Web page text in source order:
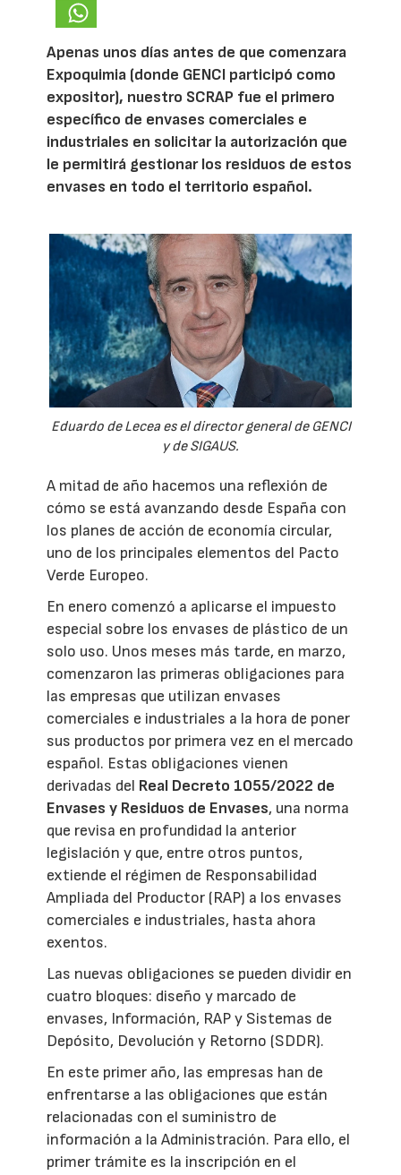
Apenas unos días antes de que comenzara
Expoquimia (donde GENCI participó como
expositor), nuestro SCRAP fue el primero
específico de envases comerciales e
industriales en solicitar la autorización que
le permitirá gestionar los residuos de estos
envases en todo el territorio español.
Eduardo de Lecea es el director general de GENCI
y de SIGAUS.
A mitad de año hacemos una reflexión de
cómo se está avanzando desde España con
los planes de acción de economía circular,
uno de los principales elementos del Pacto
Verde Europeo.
En enero comenzó a aplicarse el impuesto
especial sobre los envases de plástico de un
solo uso. Unos meses más tarde, en marzo,
comenzaron las primeras obligaciones para
las empresas que utilizan envases
comerciales e industriales a la hora de poner
sus productos por primera vez en el mercado
español. Estas obligaciones vienen
derivadas del Real Decreto 1055/2022 de
Envases y Residuos de Envases, una norma
que revisa en profundidad la anterior
legislación y que, entre otros puntos,
extiende el régimen de Responsabilidad
Ampliada del Productor (RAP) a los envases
comerciales e industriales, hasta ahora
exentos.
Las nuevas obligaciones se pueden dividir en
cuatro bloques: diseño y marcado de
envases, Información, RAP y Sistemas de
Depósito, Devolución y Retorno (SDDR).
En este primer año, las empresas han de
enfrentarse a las obligaciones que están
relacionadas con el suministro de
información a la Administración. Para ello, el
primer trámite es la inscripción en el